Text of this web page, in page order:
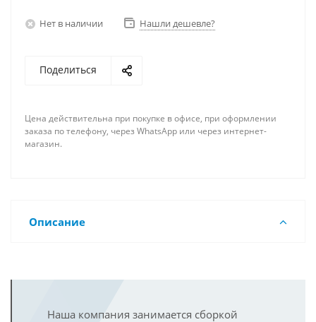
Нет в наличии Нашли дешевле?
Поделиться
Цена действительна при покупке в офисе, при оформлении
заказа по телефону, через WhatsApp или через интернет-
магазин.
Описание
Наша компания занимается сборкой